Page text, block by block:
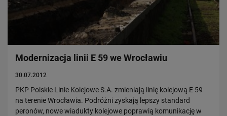
Modernizacja linii E 59 we Wrocławiu
30.07.2012
PKP Polskie Linie Kolejowe S.A. zmieniają linię kolejową E 59
na terenie Wrocławia. Podróżni zyskają lepszy standard
peronów, nowe wiadukty kolejowe poprawią komunikację w